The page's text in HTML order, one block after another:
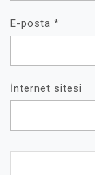
E-posta *
İnternet sitesi